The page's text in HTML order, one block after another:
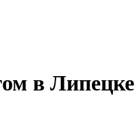
в Липецке